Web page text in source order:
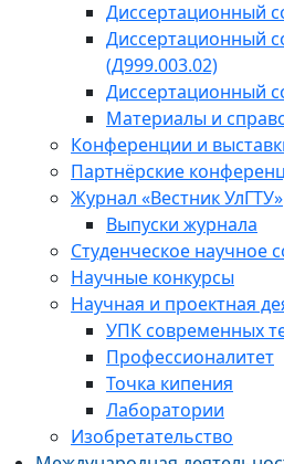
Диссертационный
Диссертационный
(Д999.003.02)
Диссертационный
Материалы и
Конференции и
Партнёрские
Журнал «Вестник УлГТУ»
Выпуски журнала
Студенческое научное
Научные конкурсы
Научная и проектная
УПК современных
Профессионалитет
Точка кипения
Лаборатории
Изобретательство